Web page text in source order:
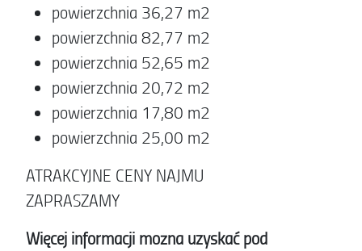
powierzchnia 36,27 m2
powierzchnia 82,77 m2
powierzchnia 52,65 m2
powierzchnia 20,72 m2
powierzchnia 17,80 m2
powierzchnia 25,00 m2
ATRAKCYJNE CENY NAJMU
ZAPRASZAMY
Więcej informacji można uzyskać pod